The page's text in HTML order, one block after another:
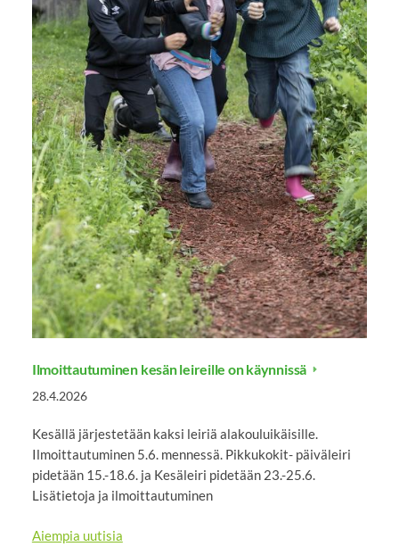
Ilmoittautuminen kesän leireille on käynnissä
28.4.2026
Kesällä järjestetään kaksi leiriä alakouluikäisille.
Ilmoittautuminen 5.6. mennessä. Pikkukokit- päiväleiri
pidetään 15.-18.6. ja Kesäleiri pidetään 23.-25.6.
Lisätietoja ja ilmoittautuminen
Aiempia uutisia